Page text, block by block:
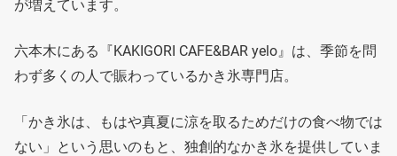
が増えています。
六本木にある『KAKIGORI CAFE&BAR yelo』は、季節を問
わず多くの人で賑わっているかき氷専門店。
「かき氷は、もはや真夏に涼を取るためだけの食べ物では
ない」という思いのもと、独創的なかき氷を提供していま